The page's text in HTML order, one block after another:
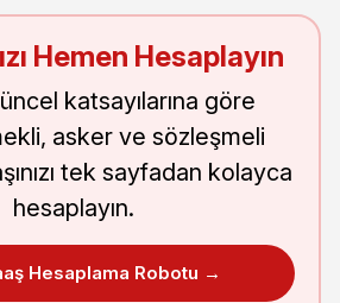
Hemen Hesaplayın
katsayılarına göre
asker ve sözleşmeli
tek sayfadan kolayca
hesaplayın.
Hesaplama Robotu →